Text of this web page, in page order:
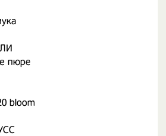
пюре
bloom